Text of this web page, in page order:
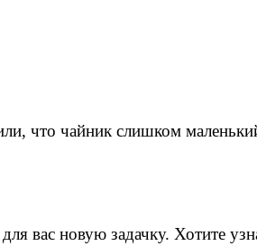
что чайник слишком
вас новую задачку. Хотите